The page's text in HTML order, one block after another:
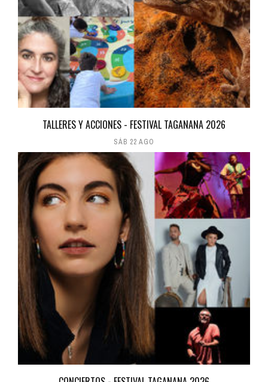
TALLERES Y ACCIONES - FESTIVAL TAGANANA 2026
SÁB 22 AGO